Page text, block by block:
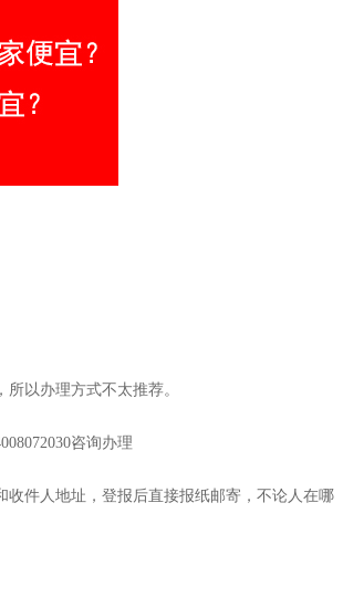
以办理方式不太推荐。
咨询办理
件人地址，登报后直接报纸邮寄，不论人在哪